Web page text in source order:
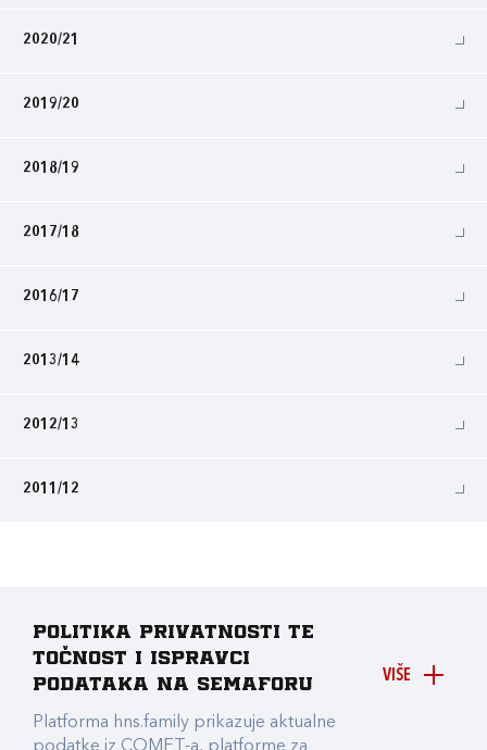
2020/21
2019/20
2018/19
2017/18
2016/17
2013/14
2012/13
2011/12
VIŠE
Politika privatnosti te
točnost i ispravci
podataka na Semaforu
Platforma hns.family prikazuje aktualne